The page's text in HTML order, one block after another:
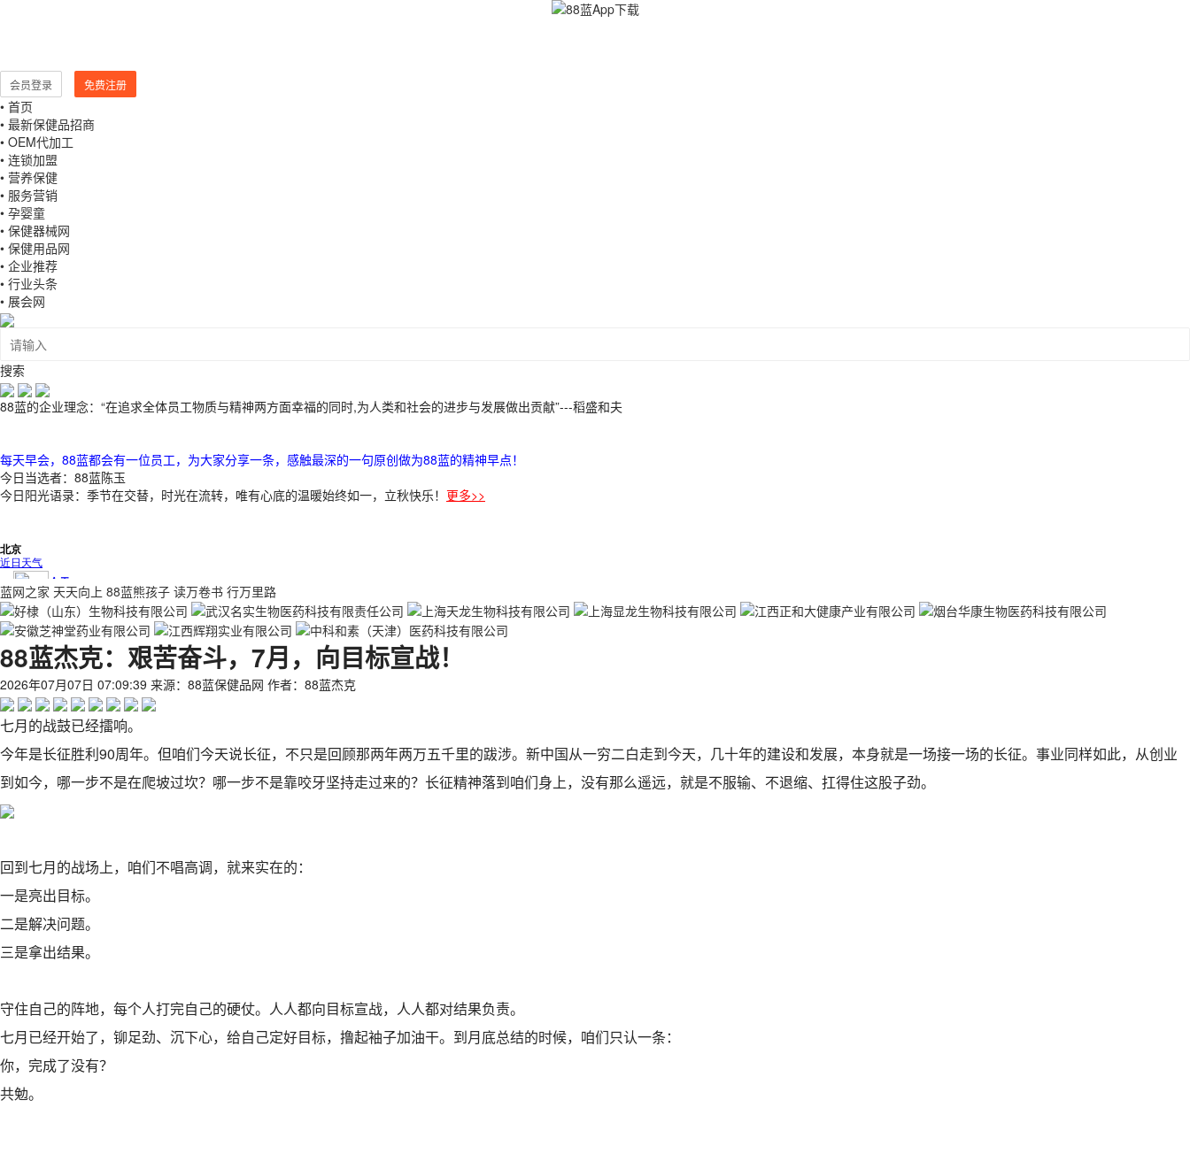
会员登录 免费注册
• 首页
• 最新保健品招商
• OEM代加工
• 连锁加盟
• 营养保健
• 服务营销
• 孕婴童
• 保健器械网
• 保健用品网
• 企业推荐
• 行业头条
• 展会网
搜索
88蓝的企业理念：“在追求全体员工物质与精神两方面幸福的同时,为人类和社会的进步与发展做出贡献”---稻盛和夫
每天早会，88蓝都会有一位员工，为大家分享一条，感触最深的一句原创做为88蓝的精神早点！
今日当选者： 88蓝陈玉
今日阳光语录： 季节在交替，时光在流转，唯有心底的温暖始终如一，立秋快乐！ 更多>>
蓝网之家 天天向上 88蓝熊孩子 读万卷书 行万里路
88蓝杰克：艰苦奋斗，7月，向目标宣战！
2026年07月07日 07:09:39 来源：88蓝保健品网 作者：88蓝杰克
七月的战鼓已经擂响。
今年是长征胜利90周年。但咱们今天说长征，不只是回顾那两年两万五千里的跋涉。新中国从一穷二白走到今天，几十年的建设和发展，本身就是一场接一场的长征。事业同样如此，从创业
到如今，哪一步不是在爬坡过坎？哪一步不是靠咬牙坚持走过来的？长征精神落到咱们身上，没有那么遥远，就是不服输、不退缩、扛得住这股子劲。
回到七月的战场上，咱们不唱高调，就来实在的：
一是亮出目标。
二是解决问题。
三是拿出结果。
守住自己的阵地，每个人打完自己的硬仗。人人都向目标宣战，人人都对结果负责。
七月已经开始了，铆足劲、沉下心，给自己定好目标，撸起袖子加油干。到月底总结的时候，咱们只认一条：
你，完成了没有？
共勉。